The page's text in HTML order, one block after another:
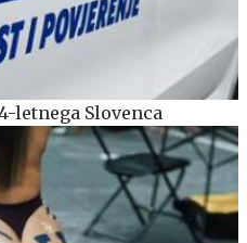
letnega Slovenca